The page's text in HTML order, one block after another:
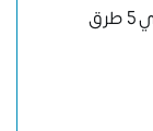
اقرأ أيضًا: كيفية التغلب على المنافسين في 5 طرق